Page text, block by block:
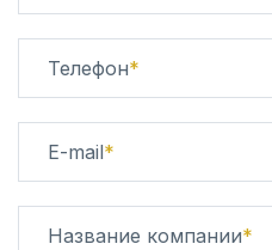
Телефон*
E-mail*
Название компании*